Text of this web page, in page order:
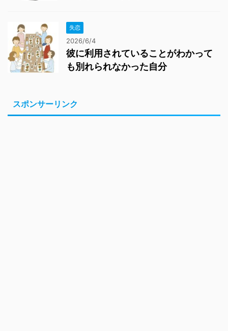
失恋
2026/6/4
彼に利用されていることがわかって
も別れられなかった自分
スポンサーリンク